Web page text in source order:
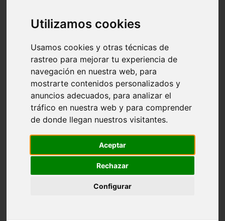
Utilizamos cookies
Usamos cookies y otras técnicas de
rastreo para mejorar tu experiencia de
navegación en nuestra web, para
mostrarte contenidos personalizados y
anuncios adecuados, para analizar el
tráfico en nuestra web y para comprender
de donde llegan nuestros visitantes.
Aceptar
Rechazar
Configurar
Valencia - chiva
Murcia - calasparra
Valencia - sagunt
Asturias - ribadesella
Castellón - benicàssim
Alicante - el-campello
Cádiz - rota
Madrid - las-rozas-de-madrid
Ciudad-real - ciudad-real
Madrid - tres-cantos
Las-palmas - yaiza
Alicante - elx